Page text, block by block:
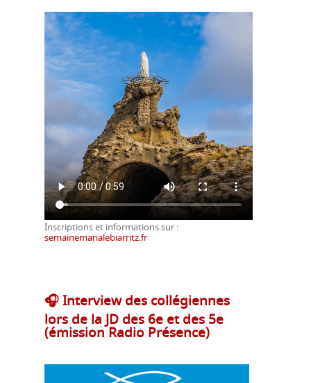
Inscriptions et informations sur :
semainemarialebiarritz.fr
🎧 Interview des collégiennes
lors de la JD des 6e et des 5e
(émission Radio Présence)